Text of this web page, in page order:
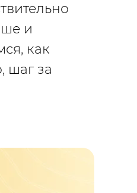
и
как
шаг за